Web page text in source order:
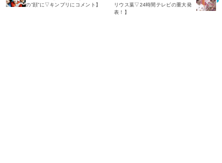
の”顔”に▽キンプリにコメント】
リウス葉▽24時間テレビの重大発
表！】